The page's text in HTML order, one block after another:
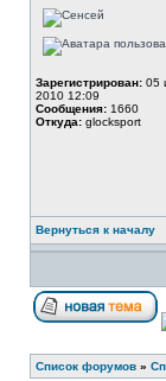
Зарегистрирован: 05
2010 12:09
Сообщения: 1660
Откуда: glocksport
Вернуться к началу
Список форумов »